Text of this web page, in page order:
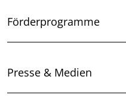
Überblick: